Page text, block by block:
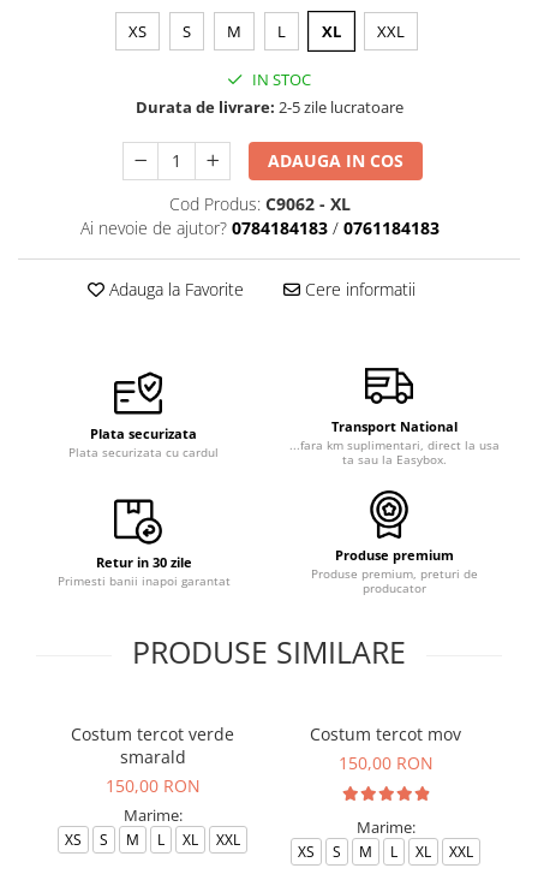
XS S M L XL XXL
IN STOC
Durata de livrare: 2-5 zile lucratoare
ADAUGA IN COS
Cod Produs: C9062 - XL
Ai nevoie de ajutor? 0784184183 / 0761184183
Adauga la Favorite Cere informatii
Plata securizata
Plata securizata cu cardul
Transport National
...fara km suplimentari, direct la usa
ta sau la Easybox.
Retur in 30 zile
Primesti banii inapoi garantat
Produse premium
Produse premium, preturi de
producator
PRODUSE SIMILARE
Costum tercot verde
smarald
150,00 RON
Marime:
XS S M L XL XXL
Costum tercot mov
150,00 RON
Marime:
XS S M L XL XXL